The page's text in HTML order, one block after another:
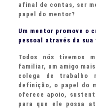
afinal de contas, ser
papel do mentor?
Um mentor promove o
pessoal através da
Todos nós tivemos
familiar, um amigo
colega de trabalho
definição, o papel do
oferece apoio,
para que ele possa